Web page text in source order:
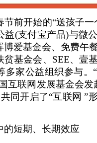
前开始的“送孩子一
益(支付宝产品)与微
博爱基金会、免费午
贫基金会、SEE、壹
多家公益组织参与。
互联网发展基金会发
同开启了“互联网 ”
短期、长期效应